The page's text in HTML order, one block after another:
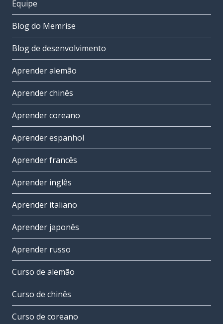
Equipe
Blog do Memrise
Blog de desenvolvimento
Aprender alemão
Aprender chinês
Aprender coreano
Aprender espanhol
Aprender francês
Aprender inglês
Aprender italiano
Aprender japonês
Aprender russo
Curso de alemão
Curso de chinês
Curso de coreano